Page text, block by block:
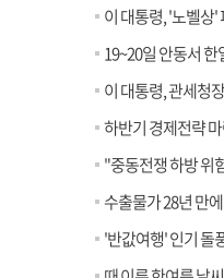
이 대통령, '노벨상
19~20일 안동서
이 대통령, 관세청
하반기 경제전략
"중동전쟁 하방 위
수출물가 28년 만
'반값여행' 인기 돌